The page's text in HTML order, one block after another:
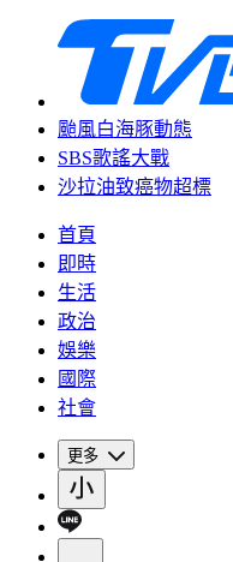
颱風白海豚動態
SBS歌謠大戰
沙拉油致癌物超標
首頁
即時
生活
政治
娛樂
國際
社會
更多